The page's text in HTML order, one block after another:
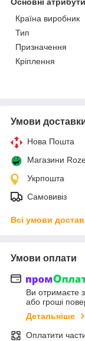
Країна виробник
Тип
Призначення
Кріплення
Умови
Нова Пошта
Магазини
Укрпошта
Самовивіз
Всі умови
Умови оплати
Ви отримаєте
або гроші
Детальніше
Оплатити